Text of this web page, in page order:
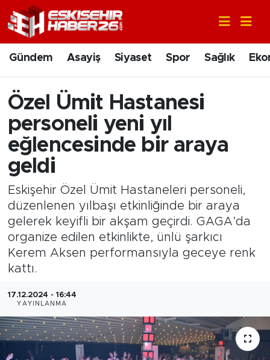
Gündem Asayiş Siyaset Spor Sağlık
Özel Ümit Hastanesi
personeli yeni yıl
eğlencesinde bir araya
geldi
Eskişehir Özel Ümit Hastaneleri personeli,
düzenlenen yılbaşı etkinliğinde bir araya
gelerek keyifli bir akşam geçirdi. GAGA’da
organize edilen etkinlikte, ünlü şarkıcı
Kerem Aksen performansıyla geceye renk
kattı.
17.12.2024 - 16:44
YAYINLANMA
Gündem
Asayiş
Siyaset
Spor
Sağlık
Ekonomi
Eğitim
Bölge
Teknoloji
Magazin
Nöbetçi Eczaneler
Hava Durumu
Trafik Durumu
Süper Lig Puan Durumu ve Fikstür
Tüm Manşetler
Son Dakika Haberleri
Haber Arşivi